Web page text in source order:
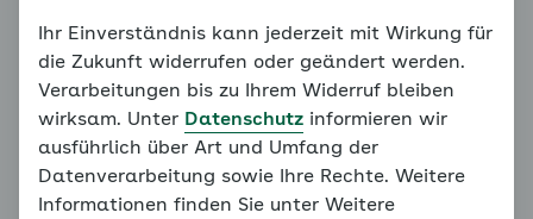
Weiter mit:Wann hilft mir der Coach?
Es gibt unterschiedliche Motive für überbehütendes
Verhalten. Einige Eltern haben z. B. ein erhöhtes
Kontrollbedürfnis, andere Eltern zeigen ausgeprägte
Ihr Einverständnis kann jederzeit mit Wirkung für
die Zukunft widerrufen oder geändert werden.
Verarbeitungen bis zu Ihrem Widerruf bleiben
wirksam. Unter Datenschutz informieren wir
ausführlich über Art und Umfang der
Datenverarbeitung sowie Ihre Rechte. Weitere
Informationen finden Sie unter Weitere